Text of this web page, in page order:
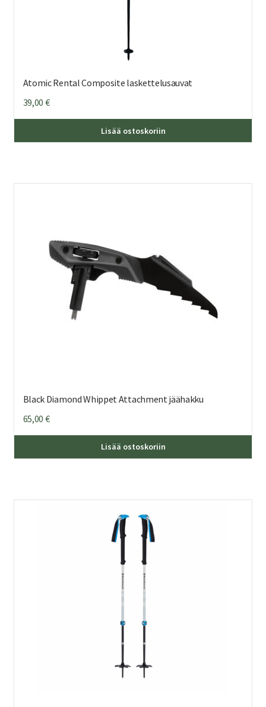
Atomic Rental Composite laskettelusauvat
39,00 €
Lisää ostoskoriin
Black Diamond Whippet Attachment jäähakku
65,00 €
Lisää ostoskoriin